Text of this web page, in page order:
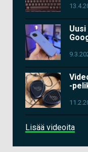
-
Lisää videoita